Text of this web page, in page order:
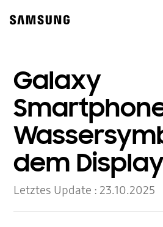
content
Galaxy
dem
Letztes Update :23.10.2025